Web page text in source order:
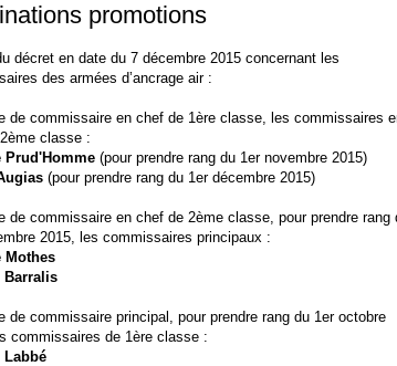
promotions
décret en date du 7 décembre 2015 concernant les
des armées d’ancrage air :
de commissaire en chef de 1ère classe, les commissaires
classe :
Prud'Homme (pour prendre rang du 1er novembre 2015)
(pour prendre rang du 1er décembre 2015)
de commissaire en chef de 2ème classe, pour prendre rang
2015, les commissaires principaux :
Mothes
Barralis
de commissaire principal, pour prendre rang du 1er octobre
commissaires de 1ère classe :
Labbé